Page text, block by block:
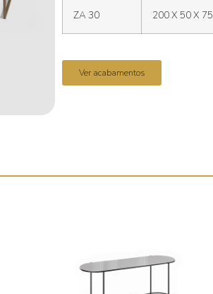
ZA 30 200 X 50 X 75
Ver acabamentos